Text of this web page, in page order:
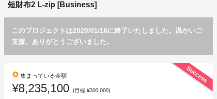
短財布2 L-zip [Business]
このプロジェクトは2020/01/16に終了いたしました。温かいご
支援、ありがとうございました。
Success
stars 集まっている金額
¥8,235,100 (目標 ¥300,000)